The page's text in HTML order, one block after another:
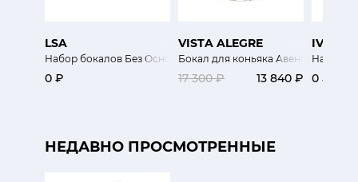
LSA
Набор бокалов Без Основания
0 ₽
VISTA ALEGRE
Бокал для коньяка Авеню
17 300 ₽ 13 840 ₽
IVV
Набор
0 ₽
НЕДАВНО ПРОСМОТРЕННЫЕ